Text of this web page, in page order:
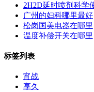
2H2D延时喷剂科学
广州的妇科哪里最好
松岗国美电器在哪里
温度补偿开关在哪里
标签列表
宵战
享久